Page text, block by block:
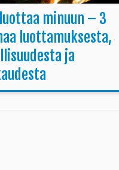
minuun – 3
luottamuksesta,
ja